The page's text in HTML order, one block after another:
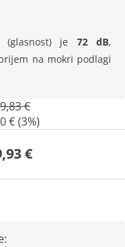
(glasnost) je 72 dB,
na mokri podlagi
€
€ (3%)
€